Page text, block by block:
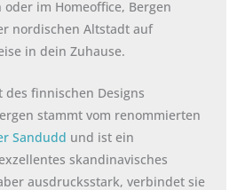
im Homeoffice, Bergen
nordischen Altstadt auf
in dein Zuhause.
des finnischen Designs
stammt vom renommierten
Sandudd und ist ein
skandinavisches
ausdrucksstark, verbindet sie